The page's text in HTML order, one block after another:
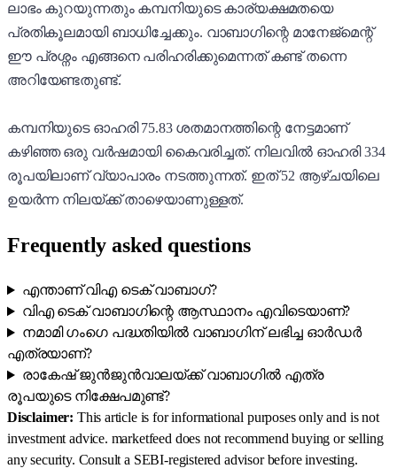
ലാഭം കുറയുന്നതും കമ്പനിയുടെ കാര്യക്ഷമതയെ
പ്രതികൂലമായി ബാധിച്ചേക്കും. വാബാഗിന്റെ മാനേജ്മെന്റ്
ഈ പ്രശ്നം എങ്ങനെ പരിഹരിക്കുമെന്നത് കണ്ട് തന്നെ
അറിയേണ്ടതുണ്ട്.
കമ്പനിയുടെ ഓഹരി 75.83 ശതമാനത്തിന്റെ നേട്ടമാണ്
കഴിഞ്ഞ ഒരു വർഷമായി കെെവരിച്ചത്. നിലവിൽ ഓഹരി 334
രൂപയിലാണ് വ്യാപാരം നടത്തുന്നത്. ഇത് 52 ആഴ്ചയിലെ
ഉയർന്ന നിലയ്ക്ക് താഴെയാണുള്ളത്.
Frequently asked questions
എന്താണ് വിഎ ടെക് വാബാഗ്?
വിഎ ടെക് വാബാഗിന്റെ ആസ്ഥാനം എവിടെയാണ്?
നമാമി ഗംഗെ പദ്ധതിയിൽ വാബാഗിന് ലഭിച്ച ഓർഡർ
എത്രയാണ്?
രാകേഷ് ജുൻജുൻവാലയ്ക്ക് വാബാഗിൽ എത്ര
രൂപയുടെ നിക്ഷേപമുണ്ട്?
Disclaimer: This article is for informational purposes only and is not
investment advice. marketfeed does not recommend buying or selling
any security. Consult a SEBI-registered advisor before investing.